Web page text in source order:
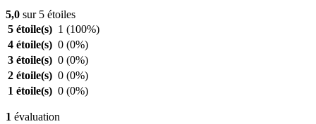
5,0 sur 5 étoiles
5 étoile(s) 1 (100%)
4 étoile(s) 0 (0%)
3 étoile(s) 0 (0%)
2 étoile(s) 0 (0%)
1 étoile(s) 0 (0%)
1 évaluation